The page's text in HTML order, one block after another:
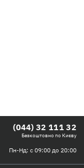
(044) 32 111 32
Безкоштовно по Києву
Пн-Нд: с 09:00 до 20:00